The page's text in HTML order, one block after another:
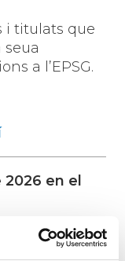
i titulats que
seua
a l’EPSG.
2026 en el
en la
Gandia